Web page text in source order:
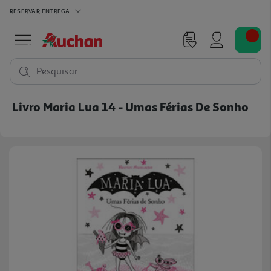
RESERVAR ENTREGA
Pesquisar
Livro Maria Lua 14 - Umas Férias De Sonho